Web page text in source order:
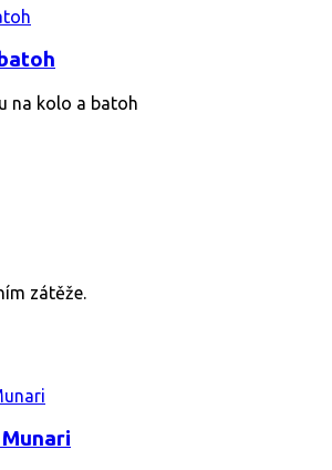
na kolo a batoh
zátěže.